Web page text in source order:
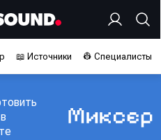
📖 Источники 👷 Специалисты